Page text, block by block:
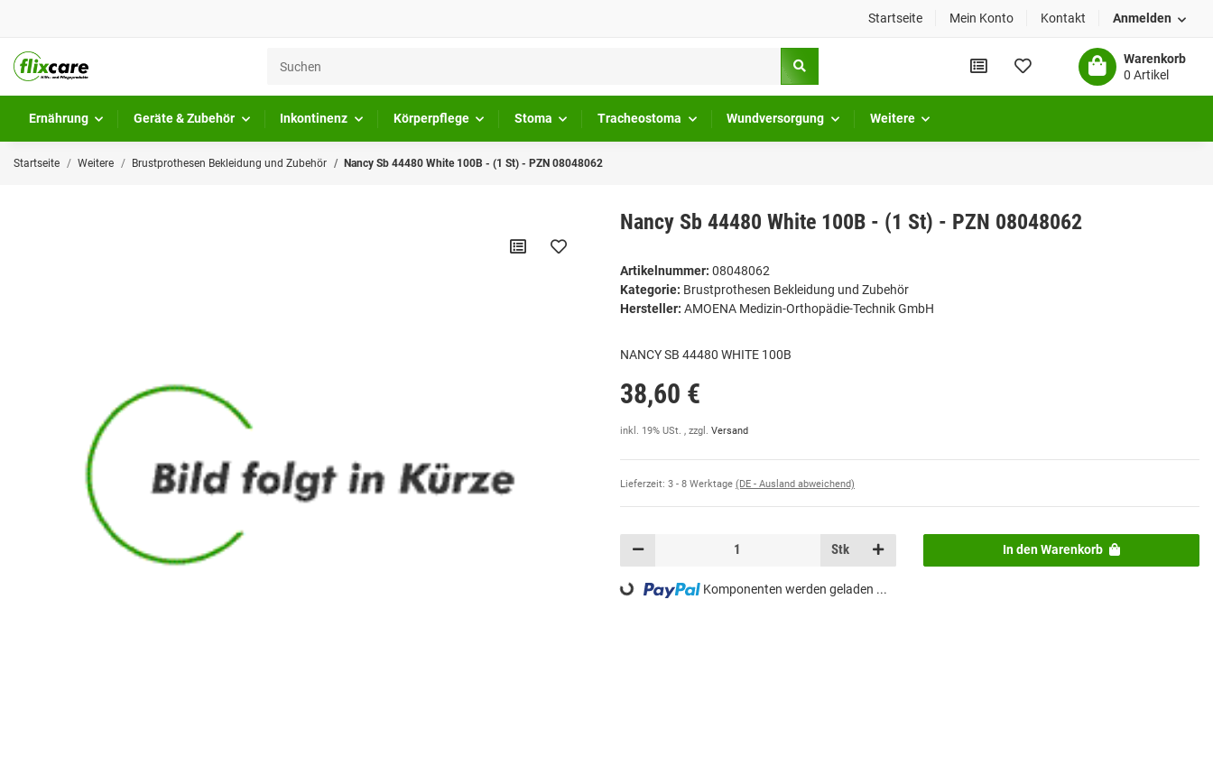
Startseite Mein Konto Kontakt Anmelden
Warenkorb
0 Artikel
Ernährung Geräte & Zubehör Inkontinenz Körperpflege Stoma Tracheostoma Wundversorgung Weitere
Startseite Weitere Brustprothesen Bekleidung und Zubehör Nancy Sb 44480 White 100B - (1 St) - PZN 08048062
Nancy Sb 44480 White 100B - (1 St) - PZN 08048062
Artikelnummer: 08048062
Kategorie: Brustprothesen Bekleidung und Zubehör
Hersteller: AMOENA Medizin-Orthopädie-Technik GmbH
NANCY SB 44480 WHITE 100B
38,60 €
inkl. 19% USt. , zzgl. Versand
Lieferzeit: 3 - 8 Werktage (DE - Ausland abweichend)
Stk In den Warenkorb
Loading... Komponenten werden geladen ...